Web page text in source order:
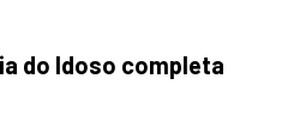
do Idoso completa